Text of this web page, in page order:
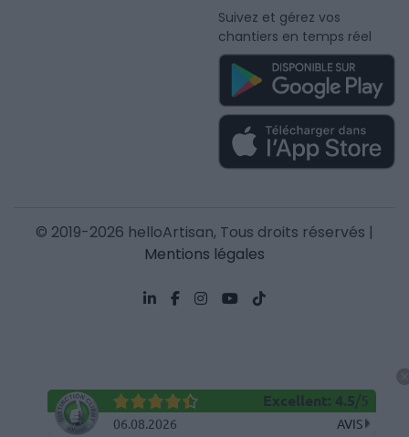
Suivez et gérez vos
chantiers en temps réel
© 2019-2026 helloArtisan, Tous droits réservés |
Mentions légales
Excellent: 4.5/5
06.08.2026 AVIS